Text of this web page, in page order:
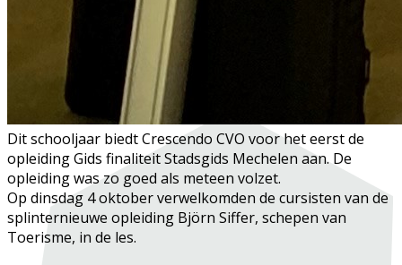
Dit schooljaar biedt Crescendo CVO voor het eerst de
opleiding Gids finaliteit Stadsgids Mechelen aan. De
opleiding was zo goed als meteen volzet.
Op dinsdag 4 oktober verwelkomden de cursisten van de
splinternieuwe opleiding Björn Siffer, schepen van
Toerisme, in de les.